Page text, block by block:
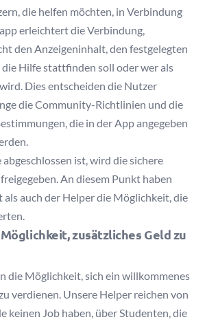
die helfen möchten, in Verbindung
erleichtert die Verbindung,
den Anzeigeninhalt, den festgelegten
die Hilfe stattfinden soll oder wer als
Dies entscheiden die Nutzer
die Community-Richtlinien und die
die in der App angegeben
ist, wird die sichere
An diesem Punkt haben
auch der Helper die Möglichkeit, die
zusätzliches Geld zu
die Möglichkeit, sich ein willkommenes
verdienen. Unsere Helper reichen von
keinen Job haben, über Studenten, die